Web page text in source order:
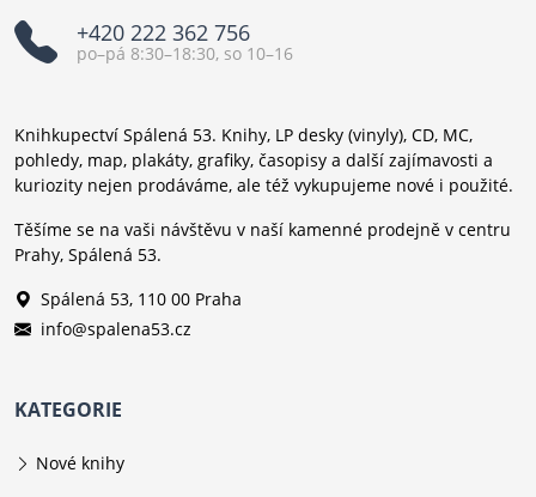
+420 222 362 756
po–pá 8:30–18:30, so 10–16
Knihkupectví Spálená 53. Knihy, LP desky (vinyly), CD, MC,
pohledy, map, plakáty, grafiky, časopisy a další zajímavosti a
kuriozity nejen prodáváme, ale též vykupujeme nové i použité.
Těšíme se na vaši návštěvu v naší kamenné prodejně v centru
Prahy, Spálená 53.
Spálená 53, 110 00 Praha
info@spalena53.cz
KATEGORIE
Nové knihy